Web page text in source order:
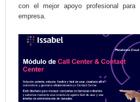
con el mejor apoyo profesional para
empresa.